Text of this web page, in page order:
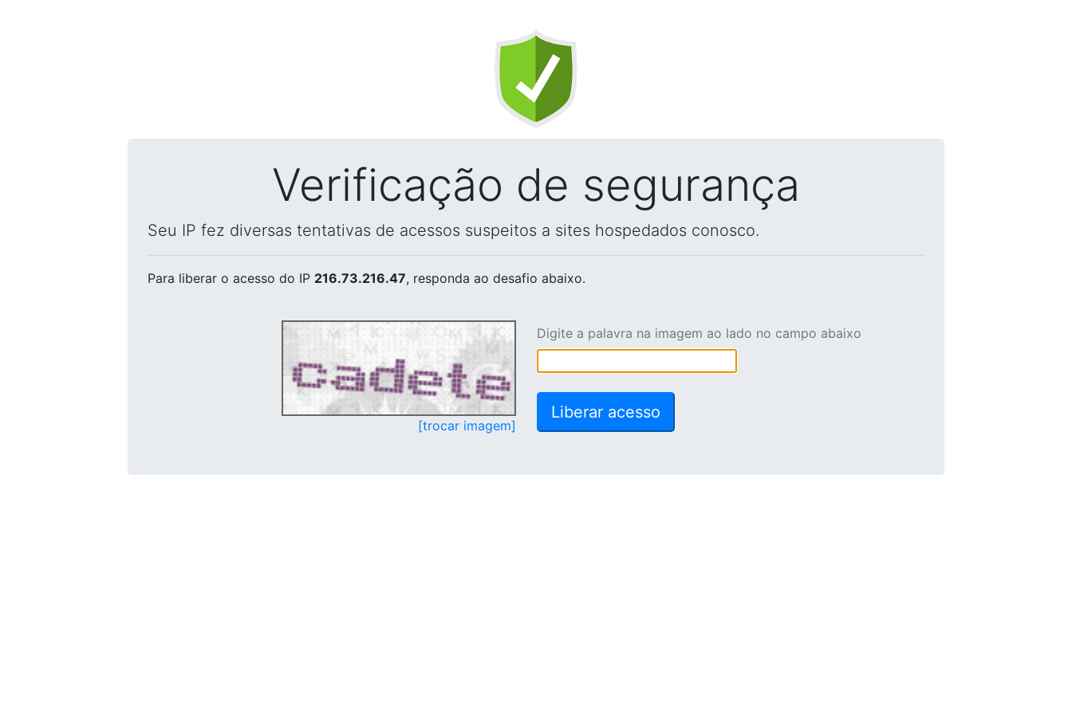
Verificação de segurança
Seu IP fez diversas tentativas de acessos suspeitos a sites hospedados conosco.
Para liberar o acesso do IP 216.73.216.47, responda ao desafio abaixo.
[trocar imagem]
Digite a palavra na imagem ao lado no campo abaixo